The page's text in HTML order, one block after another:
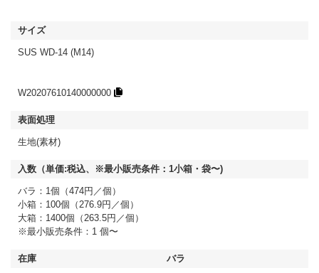
SUS WD-14 (M14)
W20207610140000000
生地(素材)
バラ：1個（474円／個）
小箱：100個（276.9円／個）
大箱：1400個（263.5円／個）
※最小販売条件：1 個〜